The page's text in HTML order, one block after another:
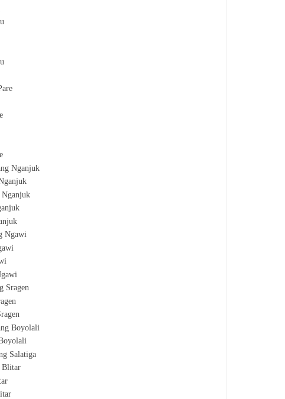
Nganjuk
Ngawi
Sragen
Boyolali
Salatiga
Blitar